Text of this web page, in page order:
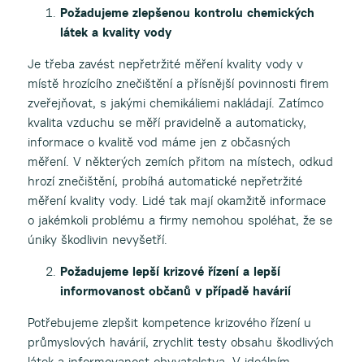
Požadujeme zlepšenou kontrolu chemických
látek a kvality vody
Je třeba zavést nepřetržité měření kvality vody v
místě hrozícího znečištění a přísnější povinnosti firem
zveřejňovat, s jakými chemikáliemi nakládají. Zatímco
kvalita vzduchu se měří pravidelně a automaticky,
informace o kvalitě vod máme jen z občasných
měření. V některých zemích přitom na místech, odkud
hrozí znečištění, probíhá automatické nepřetržité
měření kvality vody. Lidé tak mají okamžitě informace
o jakémkoli problému a firmy nemohou spoléhat, že se
úniky škodlivin nevyšetří.
Požadujeme lepší krizové řízení a lepší
informovanost občanů v případě havárií
Potřebujeme zlepšit kompetence krizového řízení u
průmyslových havárií, zrychlit testy obsahu škodlivých